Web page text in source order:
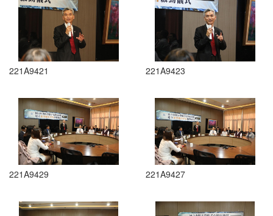
221A9421 221A9423
221A9429 221A9427